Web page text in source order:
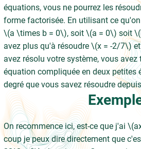
équations, vous ne pourrez les
forme factorisée. En utilisant ce
\(a \times b = 0\), soit \(a = 0\) soit
avez plus qu'à résoudre \(x = -2/7\)
avez résolu votre système, vous
équation compliquée en deux petites
degré que vous savez résoudre
On recommence ici, est-ce que j'ai
coup je peux dire directement que